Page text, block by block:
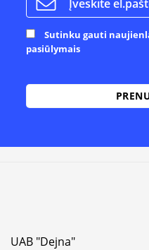
Sutinku gauti
pasiūlymais
UAB "Dejna"